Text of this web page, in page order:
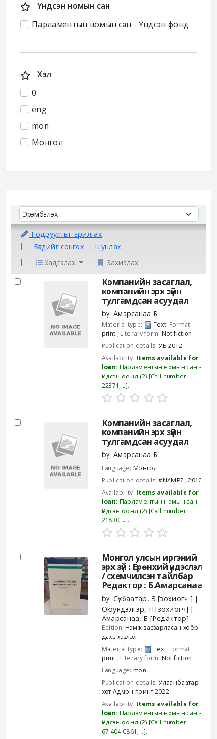
Үндсэн номын сан
Парламентын номын сан - Үндсэн фонд
Хэл
0
eng
mon
Монгол
Sort
Sort by:
Тодруулгыг арилгах
Бүгдийг сонгох
Цуцлах
Хадгалах
Захиалах
Results
Компанийн засаглал,
компанийн эрх зүйн
тулгамдсан асуудал
by Амарсанаа Б
Material type: Text; Format:
print ; Literary form:Not fiction
Publication details:УБ 2012
Availability: Items available for
loan: Парламентын номын сан -
Үндсэн фонд (2) Call number:
22371, .. .
Компанийн засаглал,
компанийн эрх зүйн
тулгамдсан асуудал
by Амарсанаа Б
Language: Монгол
Publication details:#NAME? ;2012
Availability: Items available for
loan: Парламентын номын сан -
Үндсэн фонд (2) Call number:
21830, .. .
Монгол улсын иргэний
эрх зүй : Ерөнхий үндэслэл
/ схемчилсэн тайлбар
Редактор : Б.Амарсанаа
by Сүхбаатар, З [зохиогч ]
Оюундэлгэр, П [зохиогч]
Амарсанаа, Б [Редактор]
Edition: Нэмж засварласан хоёр
дахь хэвлэл
Material type:
Text; Format:
print ; Literary form:Not fiction
Language: mon
Publication details:Улаанбаатар
хот Адмрн принт 2022
Availability: Items available for
loan: Парламентын номын сан -
Үндсэн фонд (2) Call number:
67.404 С861, .. .